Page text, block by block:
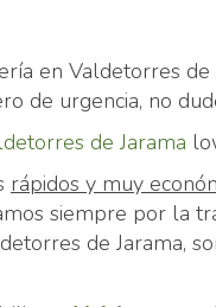
en Valdetorres
de urgencia, no
de Jarama
rápidos y muy
siempre por la
de Jarama,